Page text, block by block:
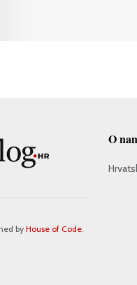
byHouse of Code.
O